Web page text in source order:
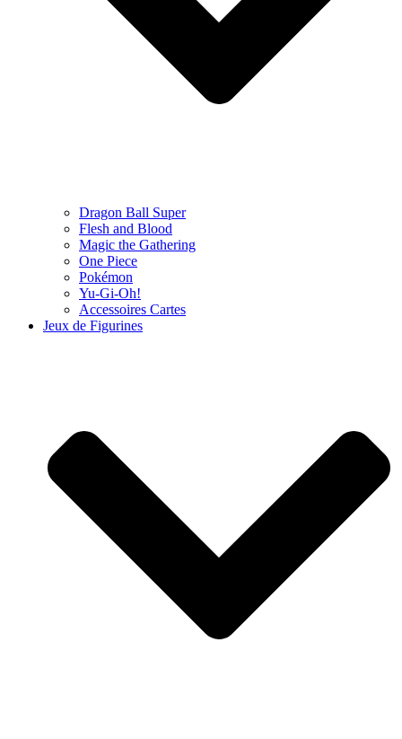
Dragon Ball Super
Flesh and Blood
Magic the Gathering
One Piece
Pokémon
Yu-Gi-Oh!
Accessoires Cartes
Jeux de Figurines